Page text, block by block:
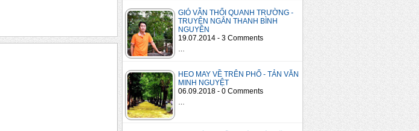
GIÓ VẪN THỔI QUANH TRƯỜNG -
TRUYỆN NGẮN THANH BÌNH
NGUYÊN
19.07.2014 - 3 Comments
HEO MAY VỀ TRÊN PHỐ - TẢN VĂN
MINH NGUYỆT
06.09.2018 - 0 Comments